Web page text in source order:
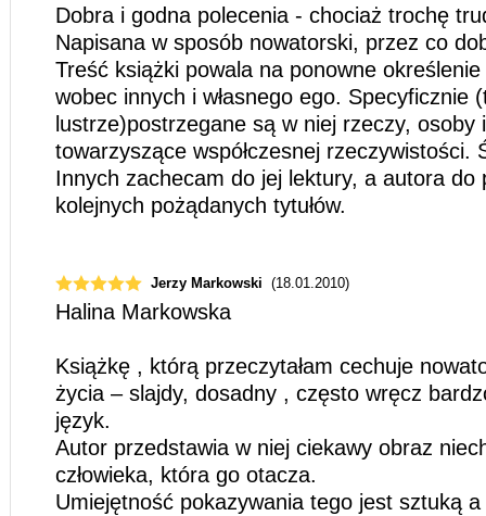
Dobra i godna polecenia - chociaż trochę
Napisana w sposób nowatorski, przez co
Treść książki powala na ponowne
wobec innych i własnego ego. Specyficznie
lustrze)postrzegane są w niej rzeczy, osoby
towarzyszące współczesnej rzeczywistości.
Innych zachecam do jej lektury, a autora do
kolejnych pożądanych tytułów.
Jerzy Markowski (18.01.2010)
Halina Markowska
Książkę , którą przeczytałam cechuje
życia – slajdy, dosadny , często wręcz
język.
Autor przedstawia w niej ciekawy obraz
człowieka, która go otacza.
Umiejętność pokazywania tego jest sztuką